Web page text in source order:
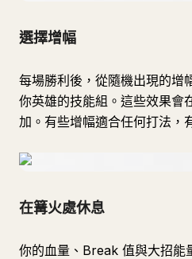
選擇增幅
每場勝利後，從隨機出現的增
你英雄的技能組。這些效果會
加。有些增幅適合任何打法，
在篝火處休息
你的血量、Break 值與大招能